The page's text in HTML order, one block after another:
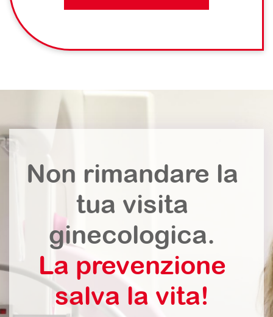
Non rimandare la
tua visita
ginecologica.
La prevenzione
salva la vita!